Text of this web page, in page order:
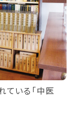
ている「中医